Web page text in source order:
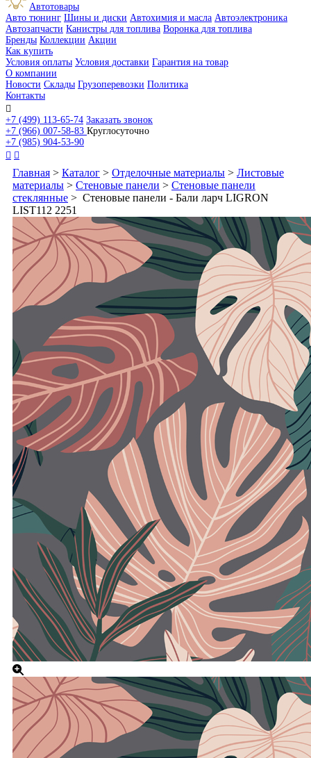
Автотовары
Авто тюнинг Шины и диски Автохимия и масла Автоэлектроника
Автозапчасти Канистры для топлива Воронка для топлива
Бренды Коллекции Акции
Как купить
Условия оплаты Условия доставки Гарантия на товар
О компании
Новости Склады Грузоперевозки Политика
Контакты

+7 (499) 113-65-74 Заказать звонок
+7 (966) 007-58-83 Круглосуточно
+7 (985) 904-53-90
 
Главная > Каталог > Отделочные материалы > Листовые
материалы > Стеновые панели > Стеновые панели
стеклянные > Стеновые панели - Бали ларч LIGRON
LIST112 2251